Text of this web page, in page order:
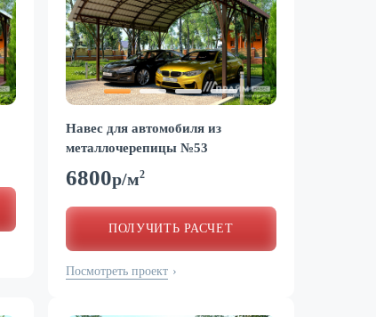
Навес для автомобиля из
металлочерепицы №53
6800р/м2
ПОЛУЧИТЬ РАСЧЕТ
Посмотреть проект ›